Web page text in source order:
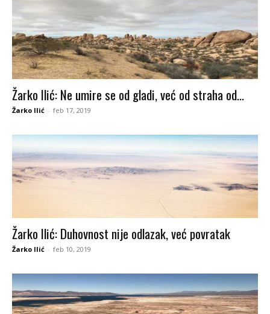
Žarko Ilić: Ne umire se od gladi, već od straha od...
Žarko Ilić - feb 17, 2019
Žarko Ilić: Duhovnost nije odlazak, već povratak
Žarko Ilić - feb 10, 2019